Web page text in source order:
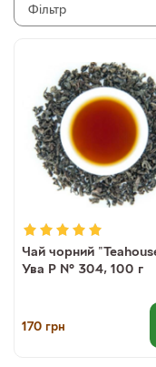
Фільтр
Чай чорний
Ува Р № 304, 100 г
170 грн